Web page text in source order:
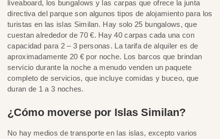
liveaboard, los bungalows y las carpas que ofrece la junta
directiva del parque son algunos tipos de alojamiento para los
turistas en las islas Similan. Hay solo 25 bungalows, que
cuestan alrededor de 70 €. Hay 40 carpas cada una con
capacidad para 2 – 3 personas. La tarifa de alquiler es de
aproximadamente 20 € por noche. Los barcos que brindan
servicio durante la noche a menudo venden un paquete
completo de servicios, que incluye comidas y buceo, que
duran de 1 a 3 noches.
¿Cómo moverse por Islas Similan?
No hay medios de transporte en las islas, excepto varios